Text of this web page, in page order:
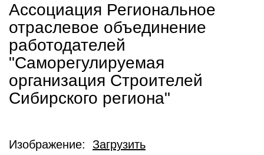
Ассоциация Региональное
отраслевое объединение
работодателей
"Саморегулируемая
организация Строителей
Сибирского региона"
Изображение: Загрузить